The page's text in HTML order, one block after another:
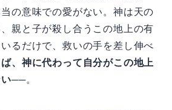
の意味での愛がない。神は天の
親と子が殺し合うこの地上の有
るだけで、救いの手を差し伸べ
、神に代わって自分がこの地上
──。